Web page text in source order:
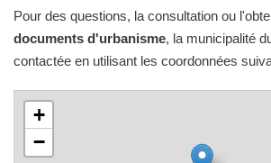
Pour des questions, la consultation ou
documents d'urbanisme, la municipalité
contactée en utilisant les coordonnées
+
−